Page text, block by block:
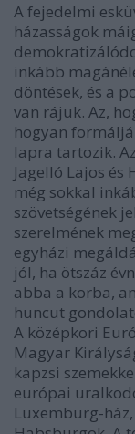
A fejedelmi
házasságok
inkább
döntések, és a
van rájuk. Az,
hogyan
lapra tartozik.
Jagelló Lajos
még sokkal
szövetségének
szerelmének
egyházi
jól, ha ötszáz
abba a korba,
huncut
A középkori
Magyar
kapzsi
európai
Luxemburg-